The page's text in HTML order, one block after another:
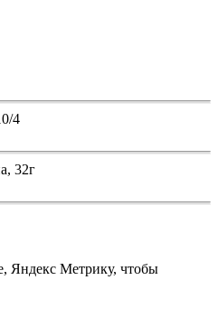
4
32г
Яндекс Метрику, чтобы